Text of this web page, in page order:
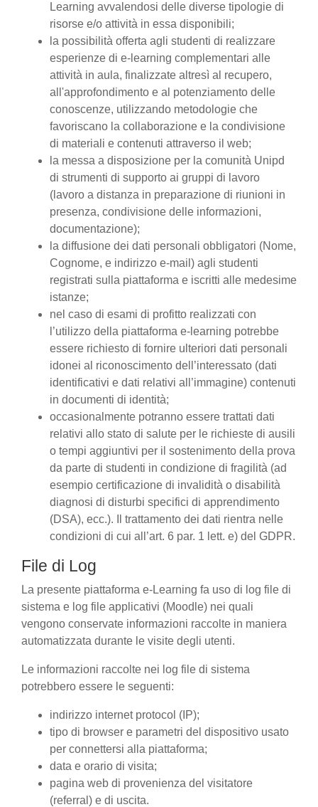
Learning avvalendosi delle diverse tipologie di
risorse e/o attività in essa disponibili;
la possibilità offerta agli studenti di realizzare
esperienze di e-learning complementari alle
attività in aula, finalizzate altresì al recupero,
all'approfondimento e al potenziamento delle
conoscenze, utilizzando metodologie che
favoriscano la collaborazione e la condivisione
di materiali e contenuti attraverso il web;
la messa a disposizione per la comunità Unipd
di strumenti di supporto ai gruppi di lavoro
(lavoro a distanza in preparazione di riunioni in
presenza, condivisione delle informazioni,
documentazione);
la diffusione dei dati personali obbligatori (Nome,
Cognome, e indirizzo e-mail) agli studenti
registrati sulla piattaforma e iscritti alle medesime
istanze;
nel caso di esami di profitto realizzati con
l’utilizzo della piattaforma e-learning potrebbe
essere richiesto di fornire ulteriori dati personali
idonei al riconoscimento dell’interessato (dati
identificativi e dati relativi all’immagine) contenuti
in documenti di identità;
occasionalmente potranno essere trattati dati
relativi allo stato di salute per le richieste di ausili
o tempi aggiuntivi per il sostenimento della prova
da parte di studenti in condizione di fragilità (ad
esempio certificazione di invalidità o disabilità
diagnosi di disturbi specifici di apprendimento
(DSA), ecc.). Il trattamento dei dati rientra nelle
condizioni di cui all’art. 6 par. 1 lett. e) del GDPR.
File di Log
La presente piattaforma e-Learning fa uso di log file di
sistema e log file applicativi (Moodle) nei quali
vengono conservate informazioni raccolte in maniera
automatizzata durante le visite degli utenti.
Le informazioni raccolte nei log file di sistema
potrebbero essere le seguenti:
indirizzo internet protocol (IP);
tipo di browser e parametri del dispositivo usato
per connettersi alla piattaforma;
data e orario di visita;
pagina web di provenienza del visitatore
(referral) e di uscita.